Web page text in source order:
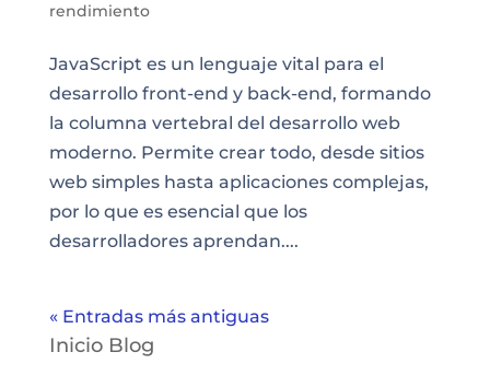
rendimiento
JavaScript es un lenguaje vital para el
desarrollo front-end y back-end, formando
la columna vertebral del desarrollo web
moderno. Permite crear todo, desde sitios
web simples hasta aplicaciones complejas,
por lo que es esencial que los
desarrolladores aprendan....
« Entradas más antiguas
Inicio Blog